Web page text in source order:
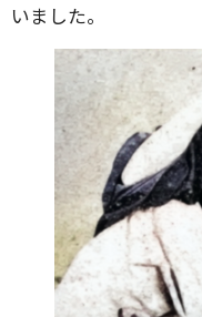
いました。